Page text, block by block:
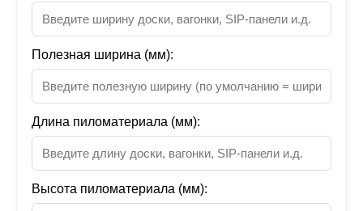
Полезная ширина (мм):
Длина пиломатериала (мм):
Высота пиломатериала (мм):